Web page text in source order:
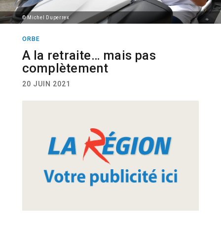
© Michel Duperrex
ORBE
A la retraite… mais pas
complètement
20 JUIN 2021